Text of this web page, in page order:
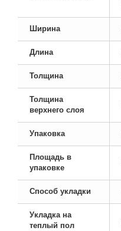
Ширина
Длина
Толщина
Толщина
верхнего слоя
Упаковка
Площадь в
упаковке
Способ укладки
Укладка на
теплый пол